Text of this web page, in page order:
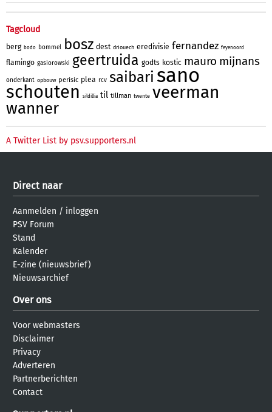
Tagcloud
berg bodo bommel bosz dest driouech eredivisie fernandez feyenoord
flamingo gasiorowski geertruida godts kostic mauro mijnans
onderkant opbouw perisic plea rcv saibari sano
schouten sildillia til tillman twente veerman
wanner
A Twitter List by psv.supporters.nl
Direct naar
Aanmelden / inloggen
PSV Forum
Stand
Kalender
E-zine (nieuwsbrief)
Nieuwsarchief
Over ons
Voor webmasters
Disclaimer
Privacy
Adverteren
Partnerberichten
Contact